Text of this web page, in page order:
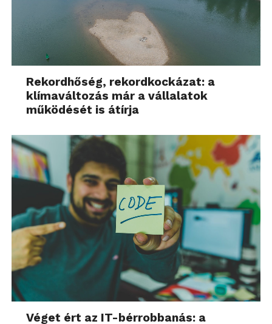
Rekordhőség, rekordkockázat: a
klímaváltozás már a vállalatok
működését is átírja
Véget ért az IT-bérrobbanás: a